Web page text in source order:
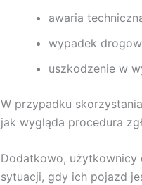
awaria
wypadek
uszkodzenie w
W przypadku
jak wygląda procedura
Dodatkowo, użytkownicy
sytuacji, gdy ich pojazd